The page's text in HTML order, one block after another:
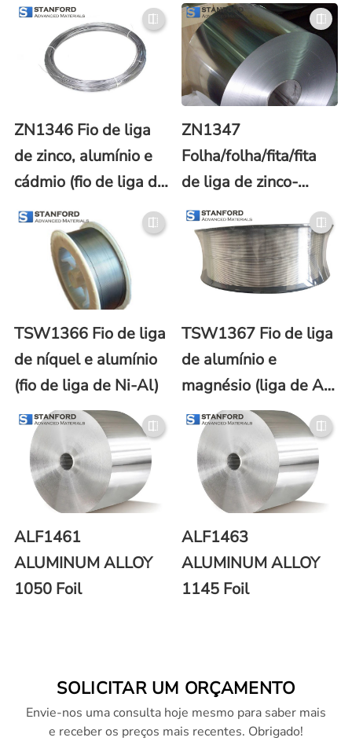
ZN1346 Fio de liga
de zinco, alumínio e
cádmio (fio de liga de
Zn/AI/Cd)
ZN1347
Folha/folha/fita/fita
de liga de zinco-
alumínio-cádmio (Zn-
Al-Cd)
TSW1366 Fio de liga
de níquel e alumínio
(fio de liga de Ni-Al)
TSW1367 Fio de liga
de alumínio e
magnésio (liga de Al-
Mg)
ALF1461
ALUMINUM ALLOY
1050 Foil
ALF1463
ALUMINUM ALLOY
1145 Foil
SOLICITAR UM ORÇAMENTO
Envie-nos uma consulta hoje mesmo para saber mais
e receber os preços mais recentes. Obrigado!